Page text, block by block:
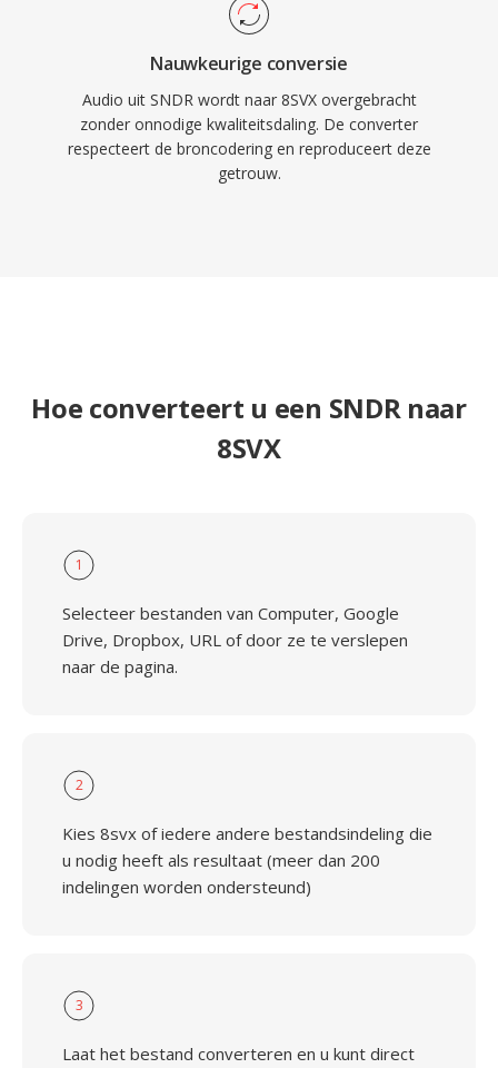
Nauwkeurige conversie
Audio uit SNDR wordt naar 8SVX overgebracht
zonder onnodige kwaliteitsdaling. De converter
respecteert de broncodering en reproduceert deze
getrouw.
Hoe converteert u een SNDR naar
8SVX
1
Selecteer bestanden van Computer, Google
Drive, Dropbox, URL of door ze te verslepen
naar de pagina.
2
Kies 8svx of iedere andere bestandsindeling die
u nodig heeft als resultaat (meer dan 200
indelingen worden ondersteund)
3
Laat het bestand converteren en u kunt direct